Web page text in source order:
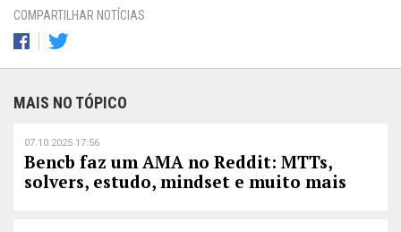
COMPARTILHAR NOTÍCIAS
MAIS NO TÓPICO
07.10.2025 17:56
Bencb faz um AMA no Reddit: MTTs,
solvers, estudo, mindset e muito mais